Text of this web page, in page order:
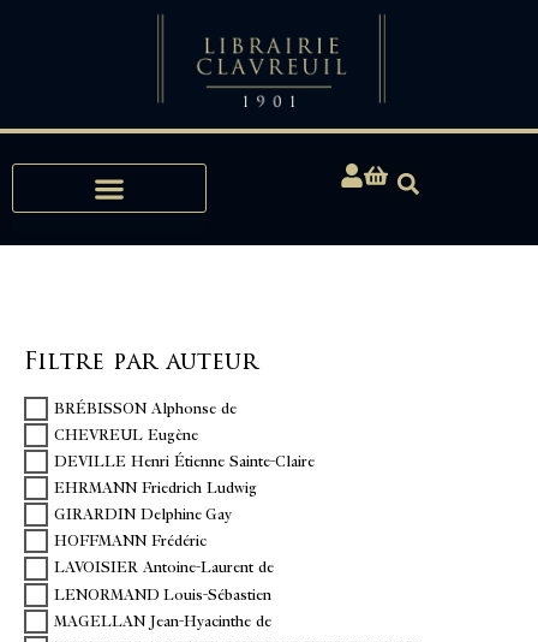
Filtre par auteur
BRÉBISSON Alphonse de
CHEVREUL Eugène
DEVILLE Henri Étienne Sainte-Claire
EHRMANN Friedrich Ludwig
GIRARDIN Delphine Gay
HOFFMANN Frédéric
LAVOISIER Antoine-Laurent de
LENORMAND Louis-Sébastien
MAGELLAN Jean-Hyacinthe de